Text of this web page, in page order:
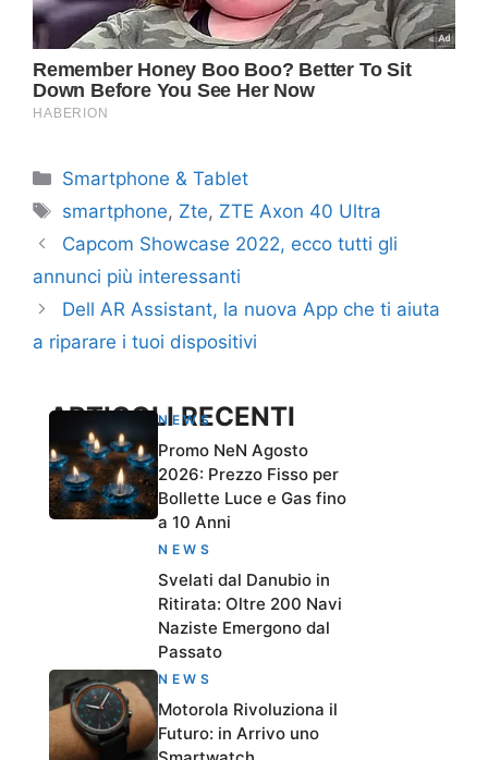
Categorie
Smartphone & Tablet
Tag
smartphone, Zte, ZTE Axon 40 Ultra
Capcom Showcase 2022, ecco tutti gli
annunci più interessanti
Dell AR Assistant, la nuova App che ti aiuta
a riparare i tuoi dispositivi
ARTICOLI RECENTI
NEWS
Promo NeN Agosto
2026: Prezzo Fisso per
Bollette Luce e Gas fino
a 10 Anni
NEWS
Svelati dal Danubio in
Ritirata: Oltre 200 Navi
Naziste Emergono dal
Passato
NEWS
Motorola Rivoluziona il
Futuro: in Arrivo uno